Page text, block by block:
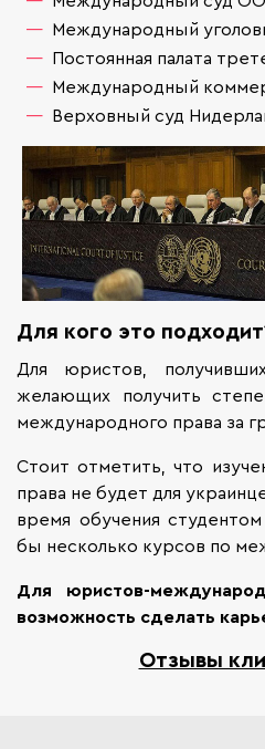
Международный
Постоянная палата
Международный
Верховный суд
Для кого это
Для юристов,
желающих получить
международного права за
Стоит отметить, что
права не будет для
время обучения
бы несколько курсов по
Для юристов-
возможность сделать
Отзывы